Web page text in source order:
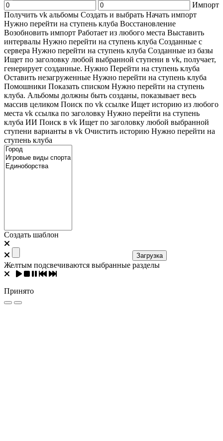
Импорт
Получить vk альбомы Создать и выбрать Начать импорт
Нужно перейти на ступень клуба Восстановление
Возобновить импорт Работает из любого места Выставить
интервалы Нужно перейти на ступень клуба Созданные с
сервера Нужно перейти на ступень клуба Созданные из базы
Ищет по заголовку любой выбранной ступени в vk, получает,
генерирует созданные. Нужно Перейти на ступень клуба
Оставить незагруженные Нужно перейти на ступень клуба
Помошники Показать списком Нужно перейти на ступень
клуба. Альбомы должны быть созданы, показывает весь
массив целиком Поиск по vk ссылке Ищет историю из любого
места vk ссылка по заголовку Нужно перейти на ступень
клуба ИИ Поиск в vk Ищет по заголовку любой выбранной
ступени варианты в vk Очистить историю Нужно перейти на
ступень клуба
Создать шаблон
Загрузка
Желтым подсвечиваются выбранные разделы
Принято